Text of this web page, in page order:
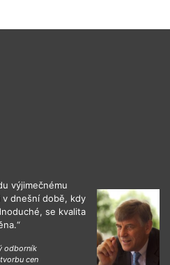
výjimečnému
dnešní době, kdy
se kvalita
odborník
cen